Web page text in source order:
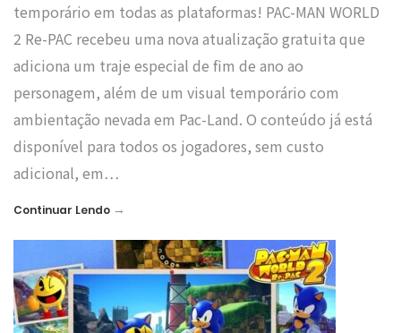
temporário em todas as plataformas! PAC-MAN WORLD
2 Re-PAC recebeu uma nova atualização gratuita que
adiciona um traje especial de fim de ano ao
personagem, além de um visual temporário com
ambientação nevada em Pac-Land. O conteúdo já está
disponível para todos os jogadores, sem custo
adicional, em…
Continuar Lendo →